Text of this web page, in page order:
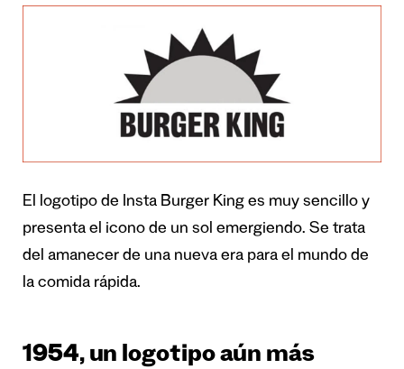
El logotipo de Insta Burger King es muy sencillo y
presenta el icono de un sol emergiendo. Se trata
del amanecer de una nueva era para el mundo de
la comida rápida.
1954, un logotipo aún más